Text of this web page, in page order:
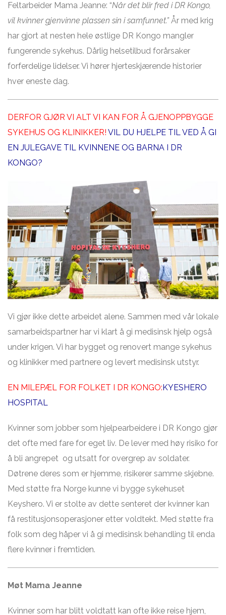
Feltarbeider Mama Jeanne: “Når det blir fred i DR Kongo,
vil kvinner gjenvinne plassen sin i samfunnet.”År med krig
har gjort at nesten hele østlige DR Kongo mangler
fungerende sykehus. Dårlig helsetilbud forårsaker
forferdelige lidelser. Vi hører hjerteskjærende historier
hver eneste dag.
DERFOR GJØR VI ALT VI KAN FOR Å GJENOPPBYGGE
SYKEHUS OG KLINIKKER! VIL DU HJELPE TIL VED Å GI
EN JULEGAVE TIL KVINNENE OG BARNA I DR
KONGO?
Vi gjør ikke dette arbeidet alene. Sammen med vår lokale
samarbeidspartner har vi klart å gi medisinsk hjelp også
under krigen. Vi har bygget og renovert mange sykehus
og klinikker med partnere og levert medisinsk utstyr.
EN MILEPÆL FOR FOLKET I DR KONGO: KYESHERO
HOSPITAL
Kvinner som jobber som hjelpearbeidere i DR Kongo gjør
det ofte med fare for eget liv. De lever med høy risiko for
å bli angrepet og utsatt for overgrep av soldater.
Døtrene deres som er hjemme, risikerer samme skjebne.
Med støtte fra Norge kunne vi bygge sykehuset
Keyshero. Vi er stolte av dette senteret der kvinner kan
få restitusjonsoperasjoner etter voldtekt. Med støtte fra
folk som deg håper vi å gi medisinsk behandling til enda
flere kvinner i fremtiden.
Møt Mama Jeanne
Kvinner som har blitt voldtatt kan ofte ikke reise hjem,